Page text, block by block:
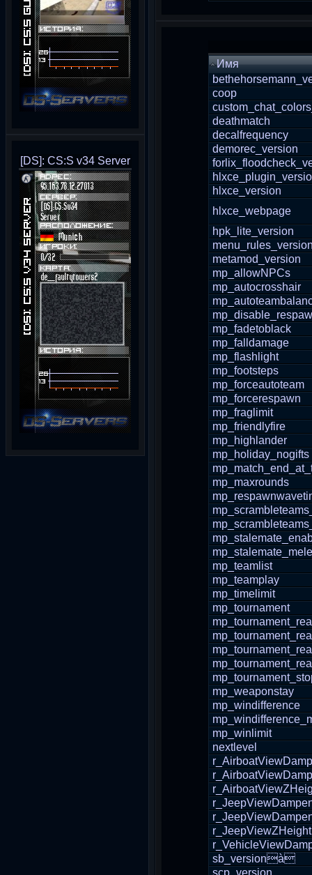
[DS]: CS:S v34 Server
Имя
coop
deathmatch
decalfrequency
demorec_version
hlxce_version
hlxce_webpage
hpk_lite_version
metamod_version
mp_allowNPCs
mp_autocrosshair
mp_fadetoblack
mp_falldamage
mp_flashlight
mp_footsteps
mp_forceautoteam
mp_forcerespawn
mp_fraglimit
mp_friendlyfire
mp_highlander
mp_holiday_nogifts
mp_maxrounds
mp_teamlist
mp_teamplay
mp_timelimit
mp_tournament
mp_weaponstay
mp_windifference
mp_winlimit
nextlevel
r_JeepViewZHeight
sb_versionà
scp_version